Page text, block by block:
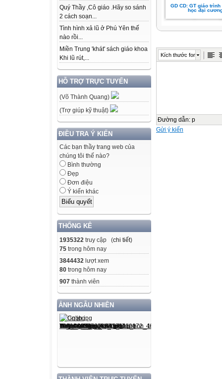
Quý Thầy ,Cô giáo .Hãy so sánh
2 cách soạn...
Tình hình xả lũ ở Phú Yên thế
nào rồi...
Miền Trung 'khát' sách giáo khoa
Khi lũ rút,...
HỖ TRỢ TRỰC TUYẾN
(Võ Thành Quang)
(Trợ giúp kỹ thuật)
ĐIỀU TRA Ý KIẾN
Các bạn thầy trang web của
chúng tôi thế nào?
Bình thường
Đẹp
Đơn điệu
Ý kiến khác
THỐNG KÊ
1935322 truy cập (chi tiết)
75 trong hôm nay
3844432 lượt xem
80 trong hôm nay
907 thành viên
ẢNH NGẪU NHIÊN
GD CD: GT giáo
học đại
Kích thước font
Đường dẫn: p
Gửi ý kiến